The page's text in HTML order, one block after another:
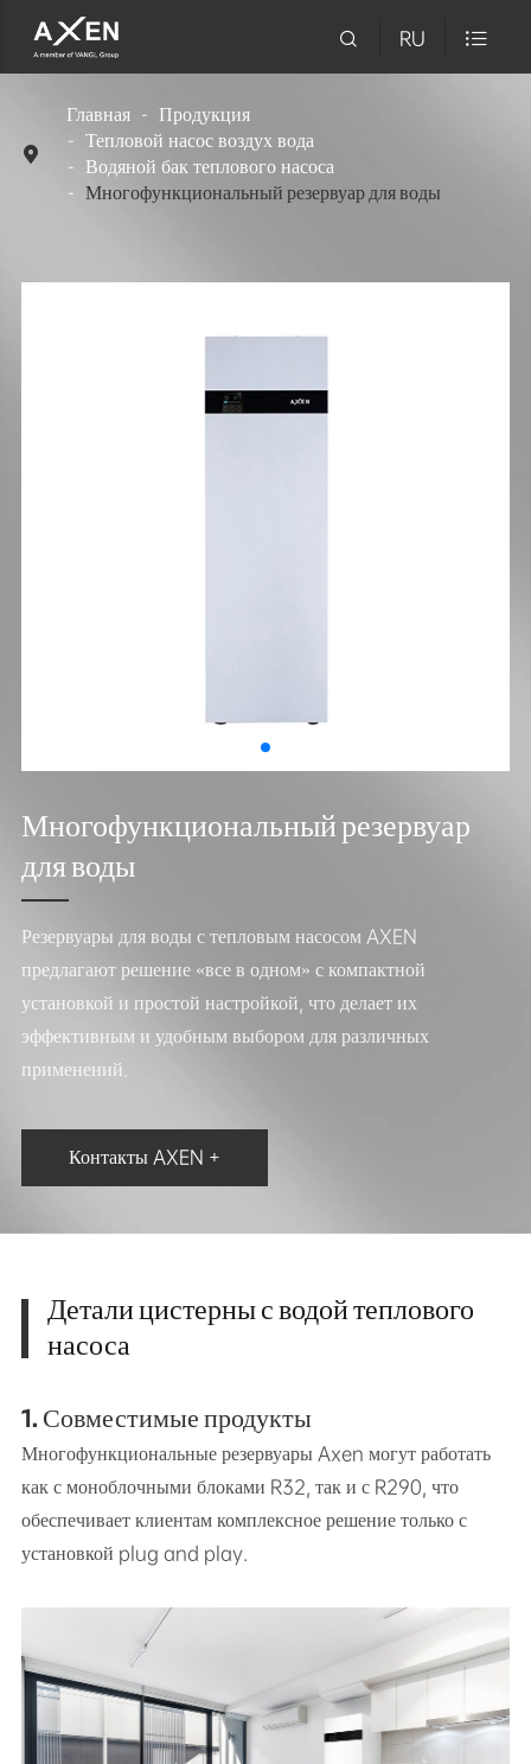
 RU 

Главная
Продукция
Тепловой насос воздух вода
Водяной бак теплового насоса
Многофункциональный резервуар для воды
Многофункциональный резервуар
для воды
Резервуары для воды с тепловым насосом AXEN
предлагают решение «все в одном» с компактной
установкой и простой настройкой, что делает их
эффективным и удобным выбором для различных
применений.
Контакты AXEN +
Детали цистерны с водой теплового
насоса
1. Совместимые продукты
Многофункциональные резервуары Axen могут работать
как с моноблочными блоками R32, так и с R290, что
обеспечивает клиентам комплексное решение только с
установкой plug and play.